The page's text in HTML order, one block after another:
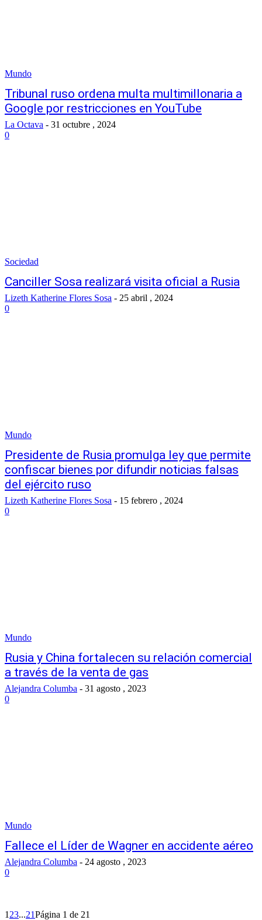
Mundo
Tribunal ruso ordena multa multimillonaria a
Google por restricciones en YouTube
La Octava - 31 octubre , 2024
0
Sociedad
Canciller Sosa realizará visita oficial a Rusia
Lizeth Katherine Flores Sosa - 25 abril , 2024
0
Mundo
Presidente de Rusia promulga ley que permite
confiscar bienes por difundir noticias falsas
del ejército ruso
Lizeth Katherine Flores Sosa - 15 febrero , 2024
0
Mundo
Rusia y China fortalecen su relación comercial
a través de la venta de gas
Alejandra Columba - 31 agosto , 2023
0
Mundo
Fallece el Líder de Wagner en accidente aéreo
Alejandra Columba - 24 agosto , 2023
0
1 23...21Página 1 de 21